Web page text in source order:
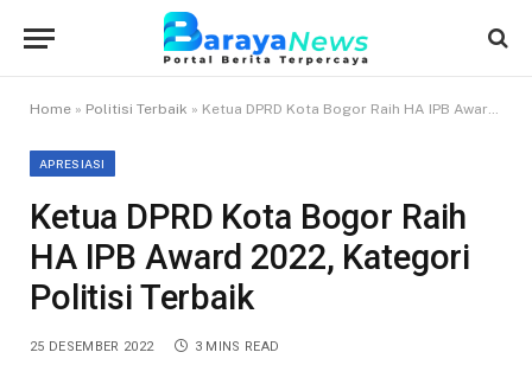
Home » Politisi Terbaik » Ketua DPRD Kota Bogor Raih HA IPB Award 2022, Kategori Politisi Terbaik
APRESIASI
Ketua DPRD Kota Bogor Raih
HA IPB Award 2022, Kategori
Politisi Terbaik
25 DESEMBER 2022 3 MINS READ